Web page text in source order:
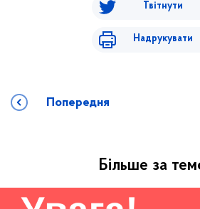
Твітнути
Надрукувати
Попередня
Більше за